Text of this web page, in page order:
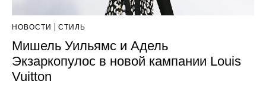
НОВОСТИ СТИЛЬ
Мишель Уильямс и Адель
Экзаркопулос в новой кампании Louis
Vuitton